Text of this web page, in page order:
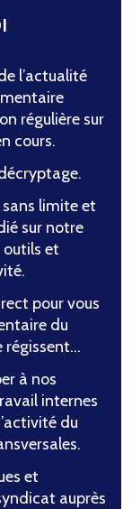
l’actualité
régulière sur
cours.
limite et
sur notre
et
pour vous
du
régissent…
à nos
internes
du
et
auprès